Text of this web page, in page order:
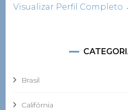
Visualizar Perfil Completo
Brasil
Califórnia